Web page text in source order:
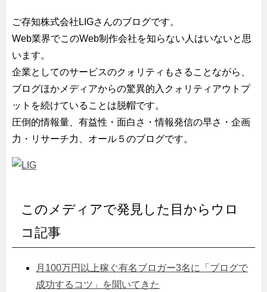
ご存知株式会社LIGさんのブログです。
Web業界でこのWeb制作会社を知らない人はいないと思
います。
企業としてのサービスのクォリティもさることながら、
ブログほかメディアからの驚異的入クォリティアウトプ
ットを続けていることは脱帽です。
圧倒的情報量、有益性・面白さ・情報発信の早さ・企画
力・リサーチ力、オール５のブログです。
このメディアで発見した目からウロ
コ記事
月100万円以上稼ぐ有名ブロガー3名に「ブログで
成功するコツ」を聞いてきた